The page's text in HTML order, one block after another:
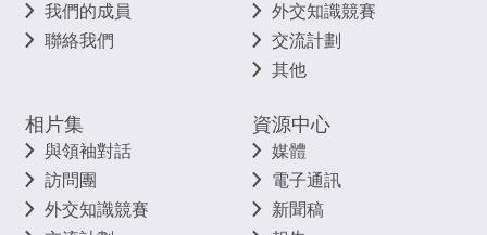
我們的成員
聯絡我們
外交知識競賽
交流計劃
其他
相片集
與領袖對話
訪問團
外交知識競賽
資源中心
媒體
電子通訊
新聞稿